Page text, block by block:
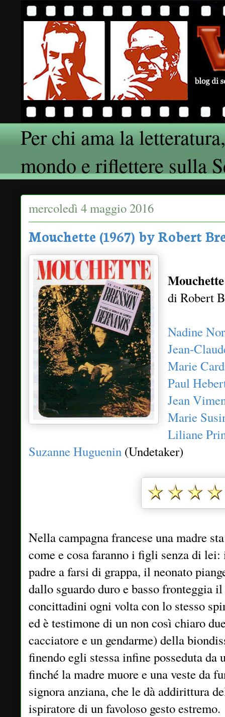
Per chi ama la
mondo e riflettere sulla
mercoledì 4 maggio 2016
Mouchette (1967) by Robert
di Robert
Nadine
Jean-
Marie
Paul
Jean
Marie
Liliane
Suzanne Huguenin (Undetaker)
Nella campagna francese una madre
come e cosa faranno i figli senza di
padre a farsi di grappa, il neonato
dallo sguardo duro e basso fronteggia
concittadini ogni volta con lo stesso
ed è testimone di un non così chiaro
cacciatore e un gendarme) della
finendo egli stessa infine posseduta da
finché la madre muore e una veste da
signora anziana, che le dà addirittura
ispiratore di un favoloso gesto estremo.